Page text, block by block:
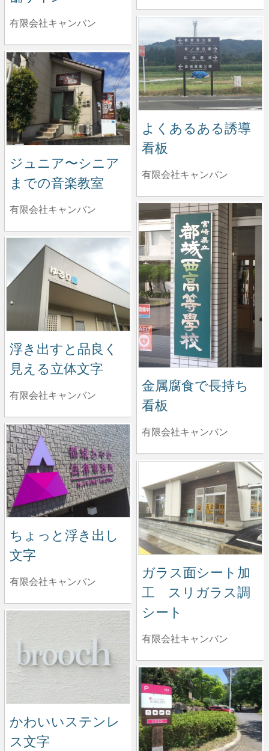
有限会社キャンバン
よくあるある誘導
看板
有限会社キャンバン
ジュニア〜シニア
までの音楽教室
有限会社キャンバン
金属腐食で長持ち
看板
有限会社キャンバン
浮き出すと品良く
見える立体文字
有限会社キャンバン
ちょっと浮き出し
文字
有限会社キャンバン
ガラス面シート加
工 スリガラス調
シート
有限会社キャンバン
かわいいステンレ
ス文字